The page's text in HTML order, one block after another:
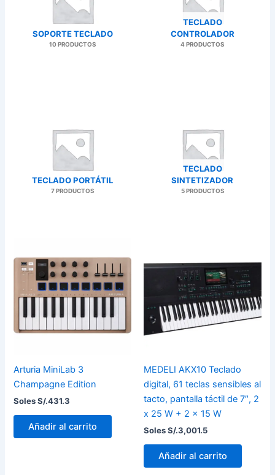
SOPORTE TECLADO
10 PRODUCTOS
TECLADO
CONTROLADOR
4 PRODUCTOS
TECLADO PORTÁTIL
7 PRODUCTOS
TECLADO
SINTETIZADOR
5 PRODUCTOS
Arturia MiniLab 3
Champagne Edition
Soles S/.431.3
Añadir al carrito
MEDELI AKX10 Teclado
digital, 61 teclas sensibles al
tacto, pantalla táctil de 7″, 2
x 25 W + 2 x 15 W
Soles S/.3,001.5
Añadir al carrito